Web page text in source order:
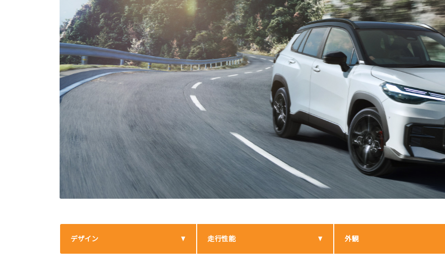
デザイン 走行性能 外観